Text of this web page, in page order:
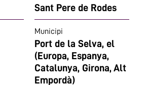
Sant Pere de Rodes
Municipi
Port de la Selva, el
(Europa, Espanya,
Catalunya, Girona, Alt
Empordà)